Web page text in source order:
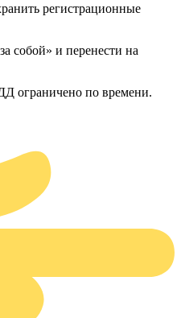
регистрационные
собой» и перенести на
ограничено по времени.